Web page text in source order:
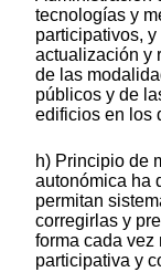
tecnologías y
participativos,
actualización y
de las
públicos y de
edificios en los
h) Principio de
autonómica ha
permitan
corregirlas y
forma cada vez
participativa y